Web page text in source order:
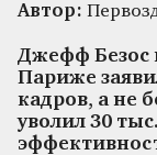
Автор:
Джефф Безос
Париже
кадров, а не
уволил 30